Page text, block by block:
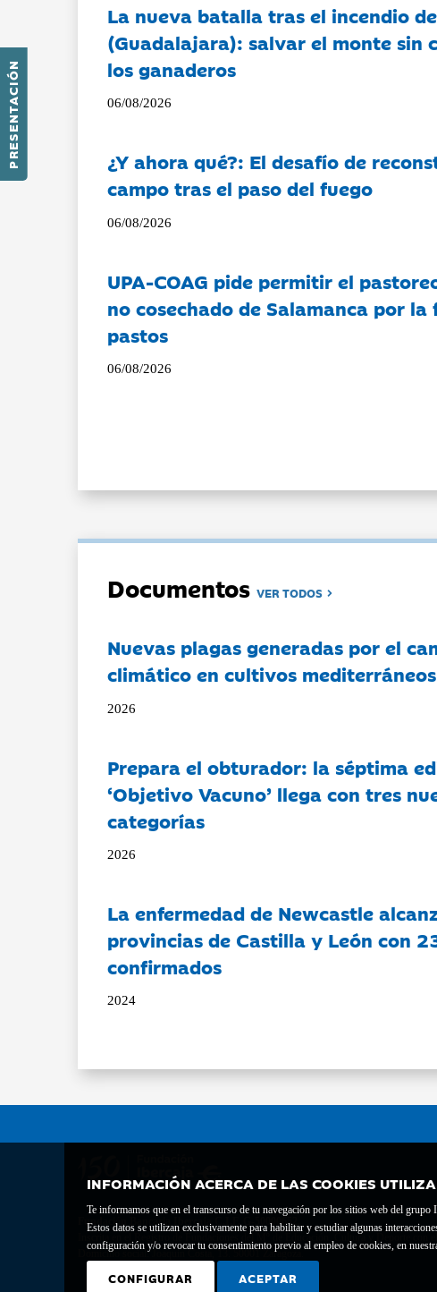
PRESENTACIÓN
INFORMACIÓN ACERCA DE LAS COOKIES
Te informamos que en el transcurso de tu navegación por los sitios web del
Estos datos se utilizan exclusivamente para habilitar y estudiar algunas
configuración y/o revocar tu consentimiento previo al empleo de cookies, en
CONFIGURAR ACEPTAR
La nueva batalla tras el incendio
(Guadalajara): salvar el monte sin
los ganaderos
06/08/2026
¿Y ahora qué?: El desafío de
campo tras el paso del fuego
06/08/2026
UPA-COAG pide permitir el
no cosechado de Salamanca por la
pastos
06/08/2026
DocumentosVER TODOS
Nuevas plagas generadas por el
climático en cultivos mediterráneos
2026
Prepara el obturador: la séptima
‘Objetivo Vacuno’ llega con tres
categorías
2026
La enfermedad de Newcastle
provincias de Castilla y León con
confirmados
2024
Fundación Bancaria Ibercaja C.I.F. G-50000652.
Inscrita en el Registro de Fundaciones del Mº de Educación, Cultura y Deporte con el
Domicilio social: Joaquín Costa, 13. 50001 Zaragoza.